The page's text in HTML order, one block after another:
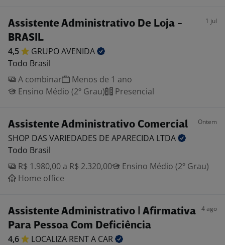
Assistente Administrativo De Loja -
BRASIL
1 jul
4,5 GRUPOAVENIDA
Todo Brasil
A combinar
Menos de 1 ano
Ensino Médio (2º Grau)
Presencial
Assistente Administrativo Comercial Ontem
SHOP DAS VARIEDADES DE APARECIDA LTDA
Todo Brasil
R$ 1.980,00 a R$ 2.320,00
Ensino Médio (2º Grau)
Home office
Assistente Administrativo | Afirmativa
Para Pessoa Com Deficiência
4 ago
4,6 LOCALIZA RENT A CAR